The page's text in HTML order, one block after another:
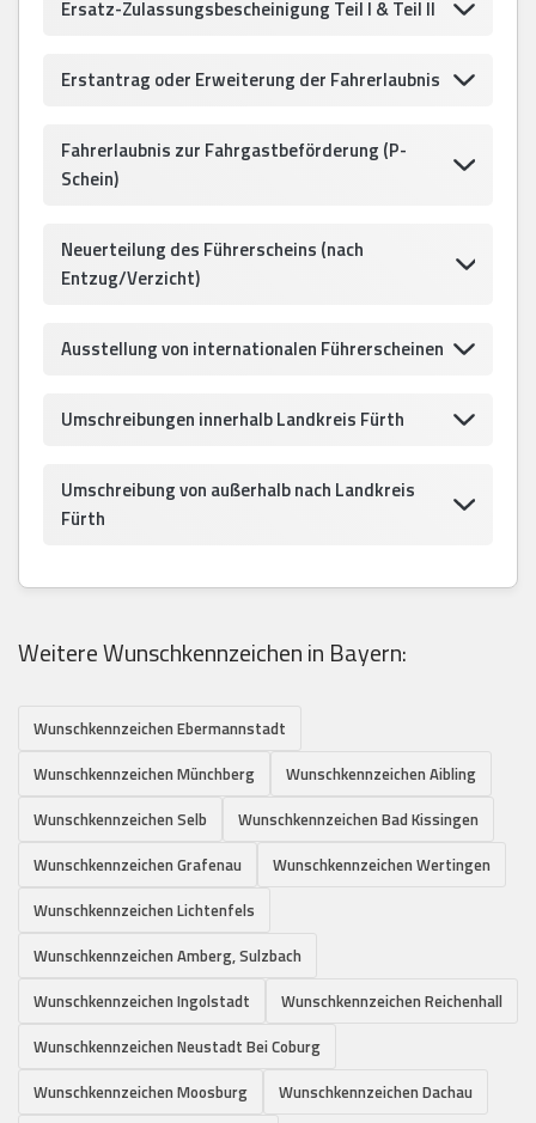
Ersatz-Zulassungsbescheinigung Teil I & Teil II
Erstantrag oder Erweiterung der Fahrerlaubnis
Fahrerlaubnis zur Fahrgastbeförderung (P-
Schein)
Neuerteilung des Führerscheins (nach
Entzug/Verzicht)
Ausstellung von internationalen Führerscheinen
Umschreibungen innerhalb Landkreis Fürth
Umschreibung von außerhalb nach Landkreis
Fürth
Weitere Wunschkennzeichen in Bayern:
Wunschkennzeichen Ebermannstadt
Wunschkennzeichen Münchberg
Wunschkennzeichen Aibling
Wunschkennzeichen Selb
Wunschkennzeichen Bad Kissingen
Wunschkennzeichen Grafenau
Wunschkennzeichen Wertingen
Wunschkennzeichen Lichtenfels
Wunschkennzeichen Amberg, Sulzbach
Wunschkennzeichen Ingolstadt
Wunschkennzeichen Reichenhall
Wunschkennzeichen Neustadt Bei Coburg
Wunschkennzeichen Moosburg
Wunschkennzeichen Dachau